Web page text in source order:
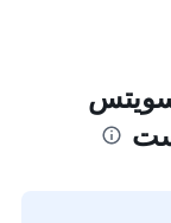
سويتس